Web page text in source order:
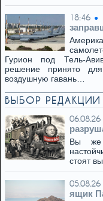
18:46
Гурион под Тель-
решение принято
воздушную гавань…
ВЫБОР РЕДАКЦИИ
06.08.26
Вы же
стоят
05.08.26
ящик